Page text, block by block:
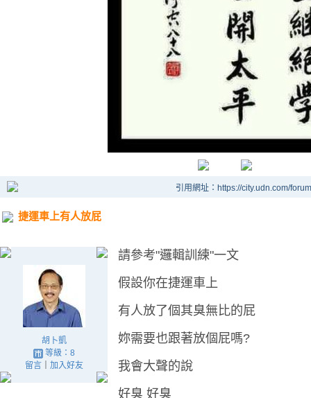
引用網址：https://city.udn.com/
捷運車上有人放屁
胡卜凱
等級：8
留言｜ 加入好友
請參考"邏輯訓練"一文
假設你在捷運車上
有人放了個其臭無比的屁
妳需要也跟著放個屁嗎?
我會大聲的說
好臭 好臭